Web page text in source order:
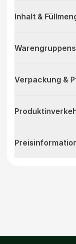
Inhalt &
Verpackung &